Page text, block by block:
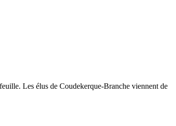
Les élus de Coudekerque-Branche viennent de